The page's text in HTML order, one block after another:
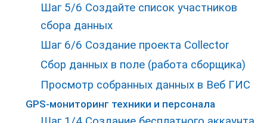
Шаг 5/6 Создайте список участников
сбора данных
Шаг 6/6 Создание проекта Collector
Сбор данных в поле (работа сборщика)
Просмотр собранных данных в Веб ГИС
GPS-мониторинг техники и персонала